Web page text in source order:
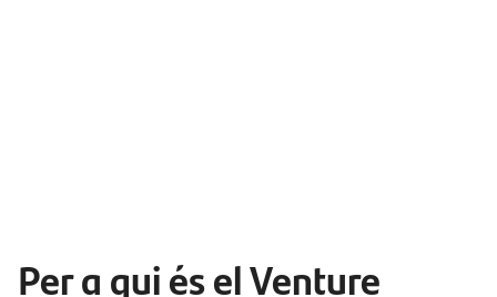
Per a qui és el Venture